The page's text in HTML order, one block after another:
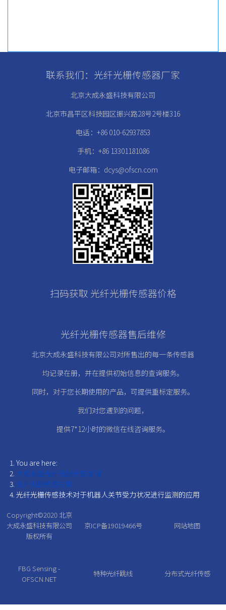
联系我们：光纤光栅传感器厂家
北京大成永盛科技有限公司
北京市昌平区科技园区振兴路28号2号楼316
电话：+86 010-62937853
手机：+86 13301181086
电子邮箱：dcys@ofscn.com
扫码获取 光纤光栅传感器价格
光纤光栅传感器售后维修
北京大成永盛科技有限公司对所售出的每一条传感器
均记录在册， 并在提供初始信息的查询服务。
同时，对于您长期使用的产品，可提供重标定服务。
我们对您遇到的问题，
提供7*12小时的微信在线咨询服务。
You are here:
大成永盛光纤光栅传感官网
光纤光栅传感应用
光纤光栅传感技术对于机器人关节受力状况进行监测的应用
Copyright©2020北京
大成永盛科技有限公司
版权所有
京ICP备19019466号 网站地图
FBG Sensing -
OFSCN.NET
特种光纤跳线 分布式光纤传感